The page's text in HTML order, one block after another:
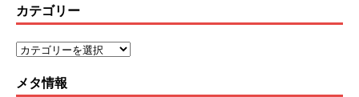
カテゴリー
メタ情報